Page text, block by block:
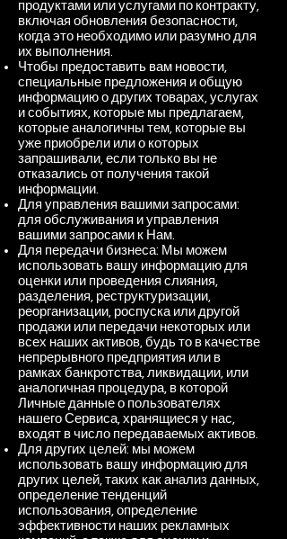
продуктами или услугами по контракту,
включая обновления безопасности,
когда это необходимо или разумно для
их выполнения.
Чтобы предоставить вам новости,
специальные предложения и общую
информацию о других товарах, услугах
и событиях, которые мы предлагаем,
которые аналогичны тем, которые вы
уже приобрели или о которых
запрашивали, если только вы не
отказались от получения такой
информации.
Для управления вашими запросами:
для обслуживания и управления
вашими запросами к Нам.
Для передачи бизнеса: Мы можем
использовать вашу информацию для
оценки или проведения слияния,
разделения, реструктуризации,
реорганизации, роспуска или другой
продажи или передачи некоторых или
всех наших активов, будь то в качестве
непрерывного предприятия или в
рамках банкротства, ликвидации, или
аналогичная процедура, в которой
Личные данные о пользователях
нашего Сервиса, хранящиеся у нас,
входят в число передаваемых активов.
Для других целей: мы можем
использовать вашу информацию для
других целей, таких как анализ данных,
определение тенденций
использования, определение
эффективности наших рекламных